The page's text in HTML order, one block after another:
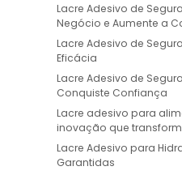
Lacre Adesivo de
Negócio e Aumente a
Lacre Adesivo de
Eficácia
Lacre Adesivo de
Conquiste Confiança
Lacre adesivo para
inovação que
Lacre Adesivo para
Garantidas